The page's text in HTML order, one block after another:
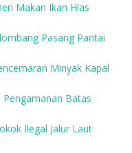
Makan Ikan Hias
Pasang Pantai
Minyak Kapal
Batas
Ilegal Jalur Laut